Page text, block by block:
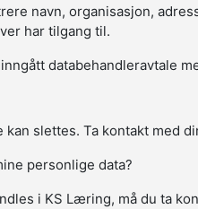
navn, organisasjon,
har tilgang til.
databehandleravtale
slettes. Ta kontakt med
personlige data?
i KS Læring, må du ta